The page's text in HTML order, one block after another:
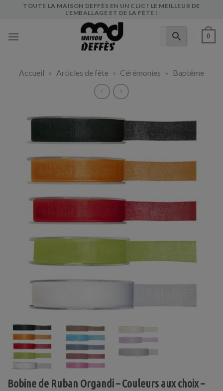
TOUTE LA MAISON DEFFÈS EN UN CLIC ! LE MEILLEUR DE
L'EMBALLAGE ET DE LA FÊTE !
0
Accueil » Articles de fête » Cérémonies » Baptême
Bobine de Ruban Organdi – Couleurs aux choix –